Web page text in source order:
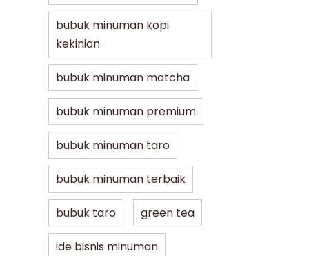
bubuk minuman kopi
kekinian
bubuk minuman matcha
bubuk minuman premium
bubuk minuman taro
bubuk minuman terbaik
bubuk taro green tea
ide bisnis minuman